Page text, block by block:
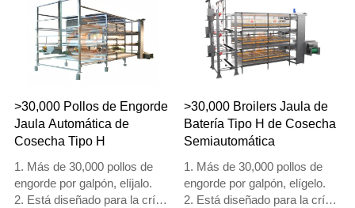
inteligente artificial Vcloud,
gabinete de control eléctrico,
equipo automático de bebida,
alimentación, limpieza de
estiércol, cosecha manual.
5. Nuestra recepción en línea
24 horas, el número de
What’sApp es
+8618830120193
inteligente artificial Vcloud,
armario de control eléctrico,
equipo automático de bebida,
alimentación, limpieza de
estiércol, cosecha manual.
24 horas es el número de
What’sApp: +86
18830120193.
>30,000 Pollos de Engorde
Jaula Automática de
Cosecha Tipo H
1. Más de 30,000 pollos de
engorde por galpón, elíjalo.
2. Está diseñado para la cría
>30,000 Broilers Jaula de
Batería Tipo H de Cosecha
Semiautomática
1. Más de 30,000 pollos de
engorde por galpón, elígelo.
2. Está diseñado para la cría